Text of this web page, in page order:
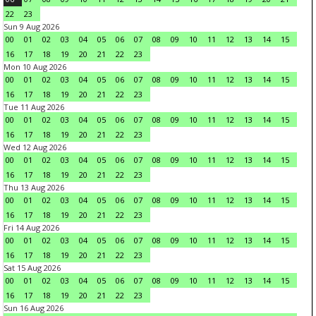
22
23
Sun 9 Aug 2026
00
01 02 03 04 05 06 07 08 09 10 11 12 13 14
15
16
17 18 19 20 21 22
23
Mon 10 Aug 2026
00
01 02 03 04 05 06 07 08 09 10 11 12 13 14
15
16
17 18 19 20 21 22
23
Tue 11 Aug 2026
00
01 02 03 04 05 06 07 08 09 10 11 12 13 14
15
16
17 18 19 20 21 22
23
Wed 12 Aug 2026
00
01 02 03 04 05 06 07 08 09 10 11 12 13 14
15
16
17 18 19 20 21 22
23
Thu 13 Aug 2026
00
01 02 03 04 05 06 07 08 09 10 11 12 13 14
15
16
17 18 19 20 21 22
23
Fri 14 Aug 2026
00
01 02 03 04 05 06 07 08 09 10 11 12 13 14
15
16
17 18 19 20 21 22
23
Sat 15 Aug 2026
00
01 02 03 04 05 06 07 08 09 10 11 12 13 14
15
16
17 18 19 20 21 22
23
Sun 16 Aug 2026